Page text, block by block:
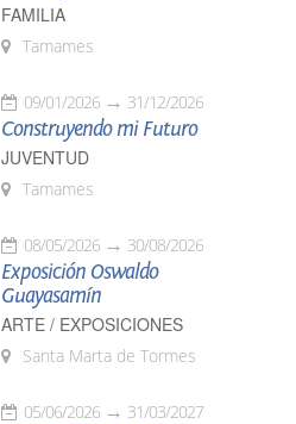
FAMILIA
Tamames
09/01/2026 31/12/2026
Construyendo mi Futuro
JUVENTUD
Tamames
08/05/2026 30/08/2026
Exposición Oswaldo
Guayasamín
ARTE / EXPOSICIONES
Santa Marta de Tormes
05/06/2026 31/03/2027